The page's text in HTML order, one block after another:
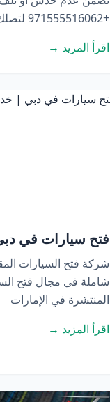
+971555516062 لتصلك […]
اقرأ المزيد →
فتح سيارات في دبي | خدمة 24
شركة فتح السيارات
شاملة في مجال فتح
المنتشرة في الإمارات
اقرأ المزيد →